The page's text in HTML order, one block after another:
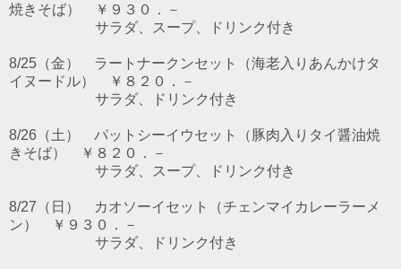
焼きそば） ￥９３０．－
サラダ、スープ、ドリンク付き
8/25（金） ラートナークンセット（海老入りあんかけタ
イヌードル） ￥８２０．－
サラダ、ドリンク付き
8/26（土） パットシーイウセット（豚肉入りタイ醤油焼
きそば） ￥８２０．－
サラダ、スープ、ドリンク付き
8/27（日） カオソーイセット（チェンマイカレーラーメ
ン） ￥９３０．－
サラダ、ドリンク付き